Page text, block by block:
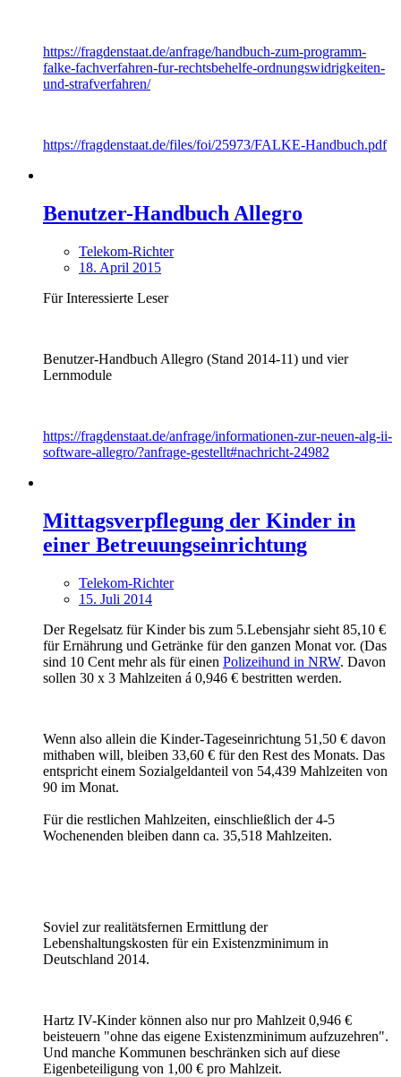
https://fragdenstaat.de/anfrage/handbuch-zum-programm-
falke-fachverfahren-fur-rechtsbehelfe-ordnungswidrigkeiten-
und-strafverfahren/
https://fragdenstaat.de/files/foi/25973/FALKE-Handbuch.pdf
Benutzer-Handbuch Allegro
Telekom-Richter
18. April 2015
Für Interessierte Leser
Benutzer-Handbuch Allegro (Stand 2014-11) und vier
Lernmodule
https://fragdenstaat.de/anfrage/informationen-zur-neuen-alg-ii-
software-allegro/?anfrage-gestellt#nachricht-24982
Mittagsverpflegung der Kinder in
einer Betreuungseinrichtung
Telekom-Richter
15. Juli 2014
Der Regelsatz für Kinder bis zum 5.Lebensjahr sieht 85,10 €
für Ernährung und Getränke für den ganzen Monat vor. (Das
sind 10 Cent mehr als für einen Polizeihund in NRW. Davon
sollen 30 x 3 Mahlzeiten á 0,946 € bestritten werden.
Wenn also allein die Kinder-Tageseinrichtung 51,50 € davon
mithaben will, bleiben 33,60 € für den Rest des Monats. Das
entspricht einem Sozialgeldanteil von 54,439 Mahlzeiten von
90 im Monat.
Für die restlichen Mahlzeiten, einschließlich der 4-5
Wochenenden bleiben dann ca. 35,518 Mahlzeiten.
Soviel zur realitätsfernen Ermittlung der
Lebenshaltungskosten für ein Existenzminimum in
Deutschland 2014.
Hartz IV-Kinder können also nur pro Mahlzeit 0,946 €
beisteuern "ohne das eigene Existenzminimum aufzuzehren".
Und manche Kommunen beschränken sich auf diese
Eigenbeteiligung von 1,00 € pro Mahlzeit.